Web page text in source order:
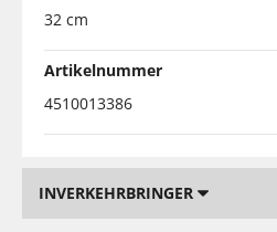
32 cm
Artikelnummer
4510013386
INVERKEHRBRINGER